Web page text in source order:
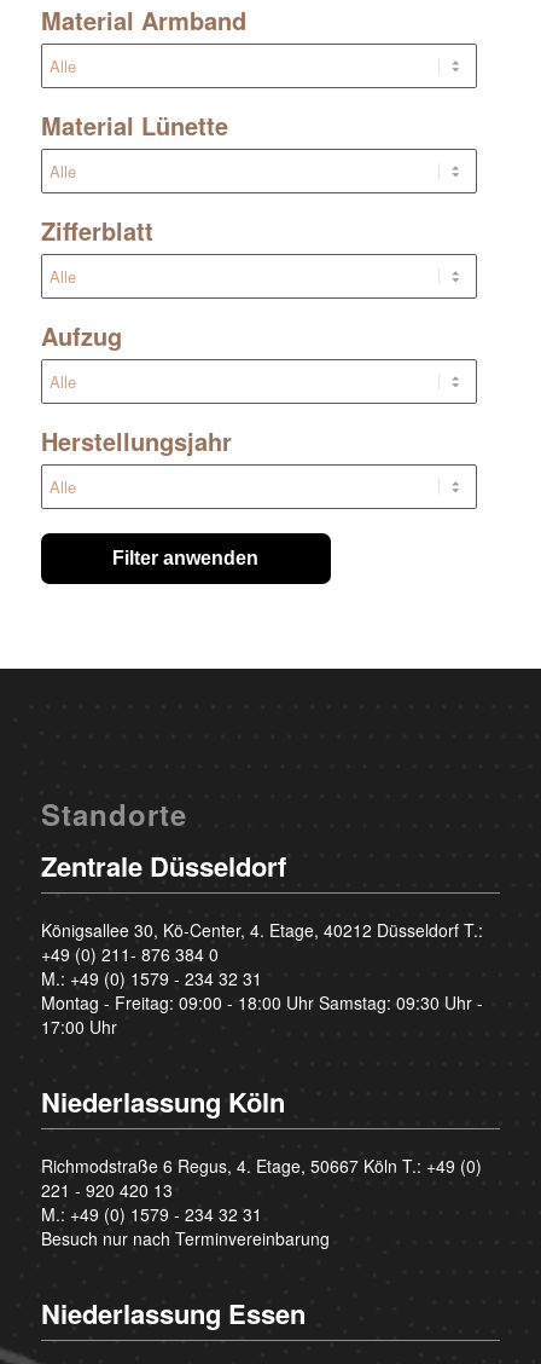
Material Armband
Material Lünette
Zifferblatt
Aufzug
Herstellungsjahr
Filter anwenden
Standorte
Zentrale Düsseldorf
Königsallee 30, Kö-Center, 4. Etage, 40212 Düsseldorf T.:
+49 (0) 211- 876 384 0
M.: +49 (0) 1579 - 234 32 31
Montag - Freitag: 09:00 - 18:00 Uhr Samstag: 09:30 Uhr -
17:00 Uhr
Niederlassung Köln
Richmodstraße 6 Regus, 4. Etage, 50667 Köln T.: +49 (0)
221 - 920 420 13
M.: +49 (0) 1579 - 234 32 31
Besuch nur nach Terminvereinbarung
Niederlassung Essen